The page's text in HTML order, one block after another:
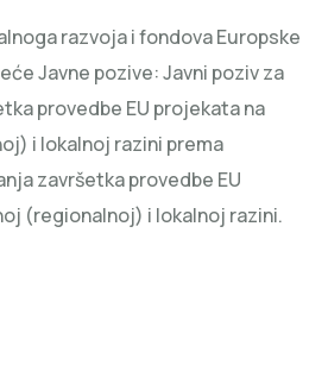
razvoja i fondova Europske
Javne pozive: Javni poziv za
provedbe EU projekata na
i lokalnoj razini prema
završetka provedbe EU
(regionalnoj) i lokalnoj razini.